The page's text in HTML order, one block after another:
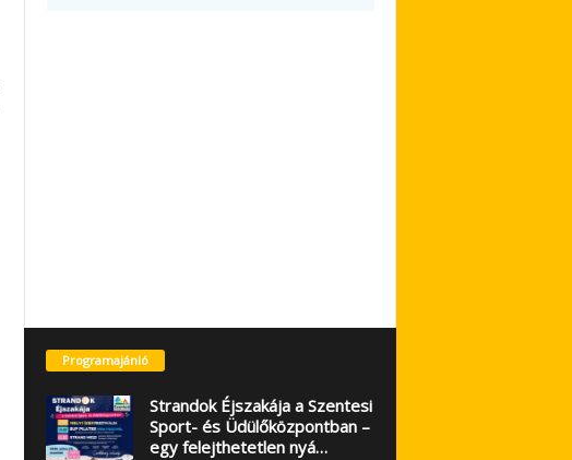
Programajánló
Strandok Éjszakája a Szentesi
Sport- és Üdülőközpontban –
egy felejthetetlen nyá…